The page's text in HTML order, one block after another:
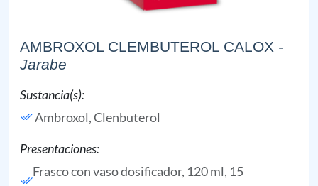
AMBROXOL CLEMBUTEROL CALOX -
Jarabe
Sustancia(s):
Ambroxol,Clenbuterol
Presentaciones:
Frasco con vaso dosificador, 120 ml, 15